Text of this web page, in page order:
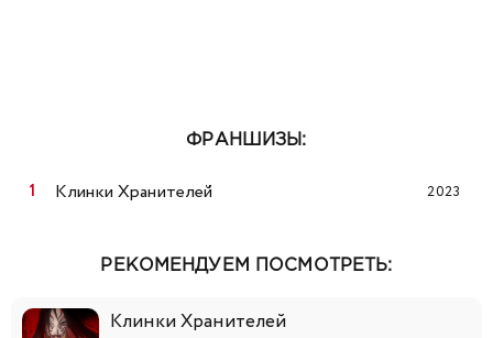
ФРАНШИЗЫ:
Клинки Хранителей 2023
РЕКОМЕНДУЕМ ПОСМОТРЕТЬ:
Клинки Хранителей